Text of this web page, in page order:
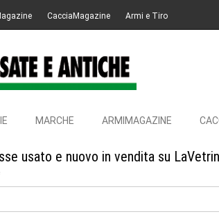
CacciaMagazine Armi e Tiro
MARCHE ARMIMAGAZINE
usato e nuovo in vendita su